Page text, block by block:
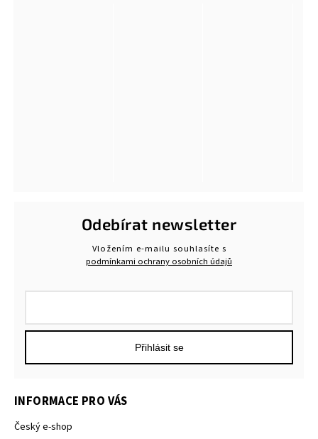
INFORMACE PRO VÁS
Český e-shop
Odebírat newsletter
Vložením e-mailu souhlasíte s
podmínkami ochrany osobních údajů
Přihlásit se